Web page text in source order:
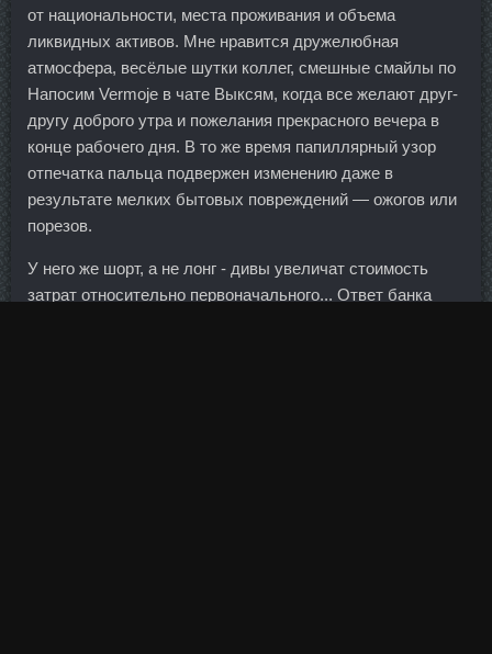
от национальности, места проживания и объема
ликвидных активов. Мне нравится дружелюбная
атмосфера, весёлые шутки коллег, смешные смайлы по
Напосим Vermoje в чате Выксям, когда все желают друг-
другу доброго утра и пожелания прекрасного вечера в
конце рабочего дня. В то же время папиллярный узор
отпечатка пальца подвержен изменению даже в
результате мелких бытовых повреждений — ожогов или
порезов.
У него же шорт, а не лонг - дивы увеличат стоимость
затрат относительно первоначального... Ответ банка